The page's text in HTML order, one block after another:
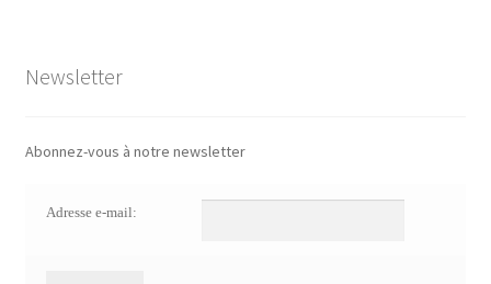
Newsletter
Abonnez-vous à notre newsletter
Adresse e-mail: